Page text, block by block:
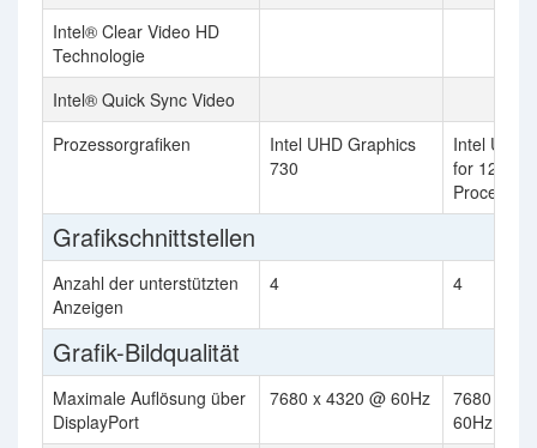
Intel® Clear Video HD
Technologie
Intel® Quick Sync Video
Prozessorgrafiken
Intel UHD Graphics
730
Intel UHD
for 12th
Processors
Grafikschnittstellen
Anzahl der unterstützten
Anzeigen
4 4
Grafik-Bildqualität
Maximale Auflösung über
DisplayPort
7680 x 4320 @ 60Hz
7680 x
60Hz